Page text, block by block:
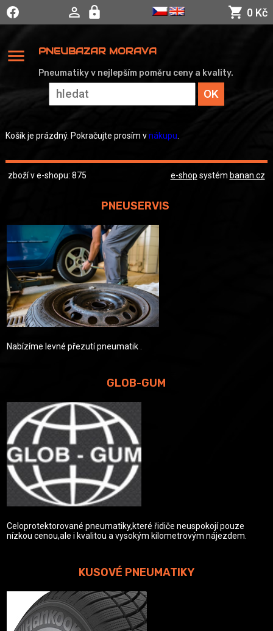
0 Kč
menu PNEUBAZAR MORAVA
Pneumatiky v nejlepším poměru ceny a kvality.
Košík je prázdný. Pokračujte prosím vnákupu
zboží v e-shopu: 875 e-shop systém banan.cz
PNEUSERVIS
Nabízíme levné přezutí pneumatik .
GLOB-GUM
Celoprotektorované pneumatiky,které řidiče neuspokojí pouze
nízkou cenou,ale i kvalitou a vysokým kilometrovým nájezdem.
KUSOVÉ PNEUMATIKY